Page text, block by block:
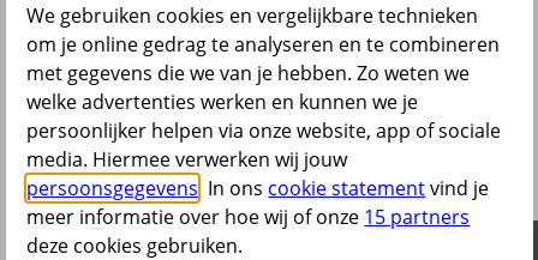
Grote kans dat je nu, naast jouw ouderdomspensioen, ook verzekerd
bent voor partnerpensioen en wezenpensioen. Als je overlijdt,
krijgen je partner en kind(eren) een uitkering. We leggen het
hieronder uit.
Wat is er geregeld als je komt te
overlijden?
We gebruiken cookies en vergelijkbare technieken
om je online gedrag te analyseren en te combineren
met gegevens die we van je hebben. Zo weten we
welke advertenties werken en kunnen we je
persoonlijker helpen via onze website, app of sociale
media. Hiermee verwerken wij jouw
persoonsgegevens . In ons cookie statementvind je
meer informatie over hoe wij of onze 15 partners
deze cookies gebruiken.